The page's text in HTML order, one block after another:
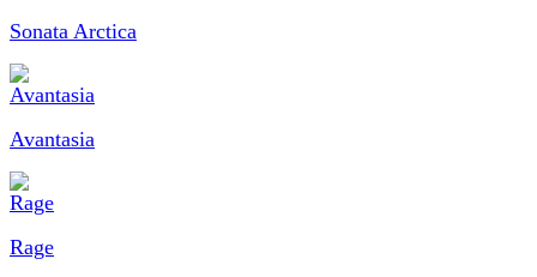
Sonata Arctica
Avantasia
Rage